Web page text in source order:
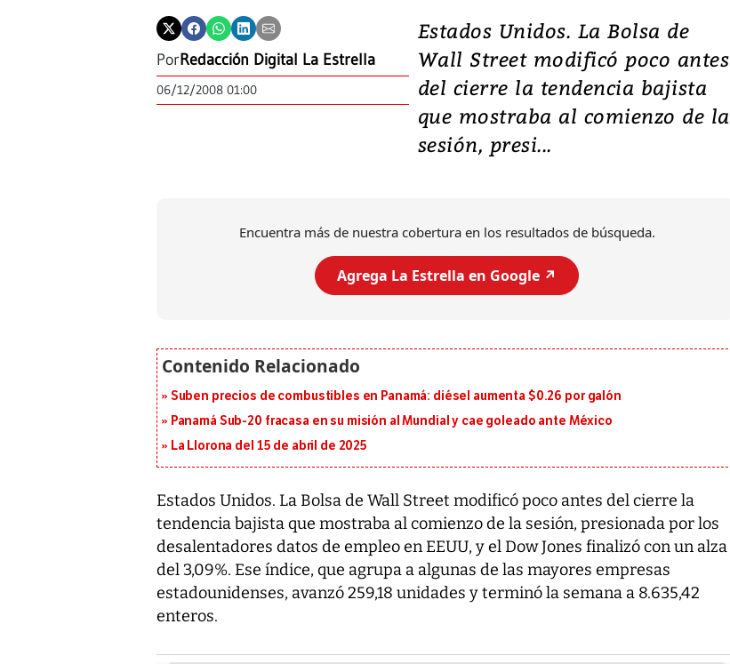
PorRedacción Digital La Estrella
06/12/2008 01:00
Estados Unidos. La Bolsa de
Wall Street modificó poco antes
del cierre la tendencia bajista
que mostraba al comienzo de la
sesión, presi...
Encuentra más de nuestra cobertura en los resultados de búsqueda.
Agrega La Estrella en Google ↗️
Suben precios de combustibles en Panamá: diésel aumenta $0.26 por galón
Panamá Sub-20 fracasa en su misión al Mundial y cae goleado ante México
La Llorona del 15 de abril de 2025
Estados Unidos. La Bolsa de Wall Street modificó poco antes del cierre la
tendencia bajista que mostraba al comienzo de la sesión, presionada por los
desalentadores datos de empleo en EEUU, y el Dow Jones finalizó con un alza
del 3,09%. Ese índice, que agrupa a algunas de las mayores empresas
estadounidenses, avanzó 259,18 unidades y terminó la semana a 8.635,42
enteros.
Video, Japón: Terremoto
deja heridos y graves
daños en Kumamoto
al sur de Japón, provocando una